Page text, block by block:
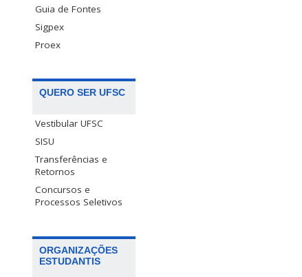
Guia de Fontes
Sigpex
Proex
QUERO SER UFSC
Vestibular UFSC
SISU
Transferências e
Retornos
Concursos e
Processos Seletivos
ORGANIZAÇÕES
ESTUDANTIS